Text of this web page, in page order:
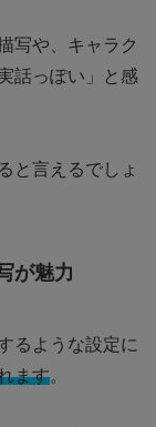
写や、キャラク
話っぽい」と感
と言えるでしょ
が魅力
るような設定に
ます。